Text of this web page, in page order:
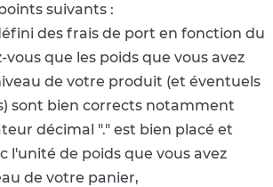
suivants :
des frais de port en fonction du
vous que les poids que vous avez
de votre produit (et éventuels
sont bien corrects notamment
décimal "." est bien placé et
l'unité de poids que vous avez
de votre panier,